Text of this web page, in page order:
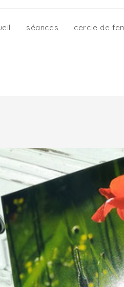
séances cercle de